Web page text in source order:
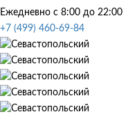
Ежедневно с 8:00 до 22:00
+7 (499) 460-69-84